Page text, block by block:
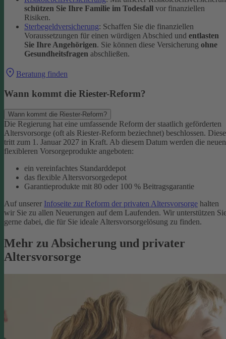
schützen Sie Ihre Familie im Todesfall vor finanziellen
Risiken.
Sterbegeldversicherung: Schaffen Sie die finanziellen
Voraussetzungen für einen würdigen Abschied und entlasten
Sie Ihre Angehörigen. Sie können diese Versicherung ohne
Gesundheitsfragen abschließen.
Beratung finden
Wann kommt die Riester-Reform?
Wann kommt die Riester-Reform?
Die Regierung hat eine umfassende Reform der staatlich geförderten
Altersvorsorge (oft als Riester-Reform beziechnet) beschlossen. Diese
tritt zum 1. Januar 2027 in Kraft. Ab diesem Datum werden die
flexibleren Vorsorgeprodukte angeboten:
ein vereinfachtes Standarddepot
das flexible Altersvorsorgedepot
Garantieprodukte mit 80 oder 100 % Beitragsgarantie
Auf unserer Infoseite zur Reform der privaten Altersvorsorge halten
wir Sie zu allen Neuerungen auf dem Laufenden. Wir unterstützen
gerne dabei, die für Sie ideale Altersvorsorgelösung zu finden.
Mehr zu Absicherung und privater
Altersvorsorge